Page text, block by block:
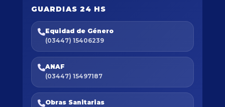
GUARDIAS 24 HS
Equidad de Género
(03447) 15406239
ANAF
(03447) 15497187
Obras Sanitarias